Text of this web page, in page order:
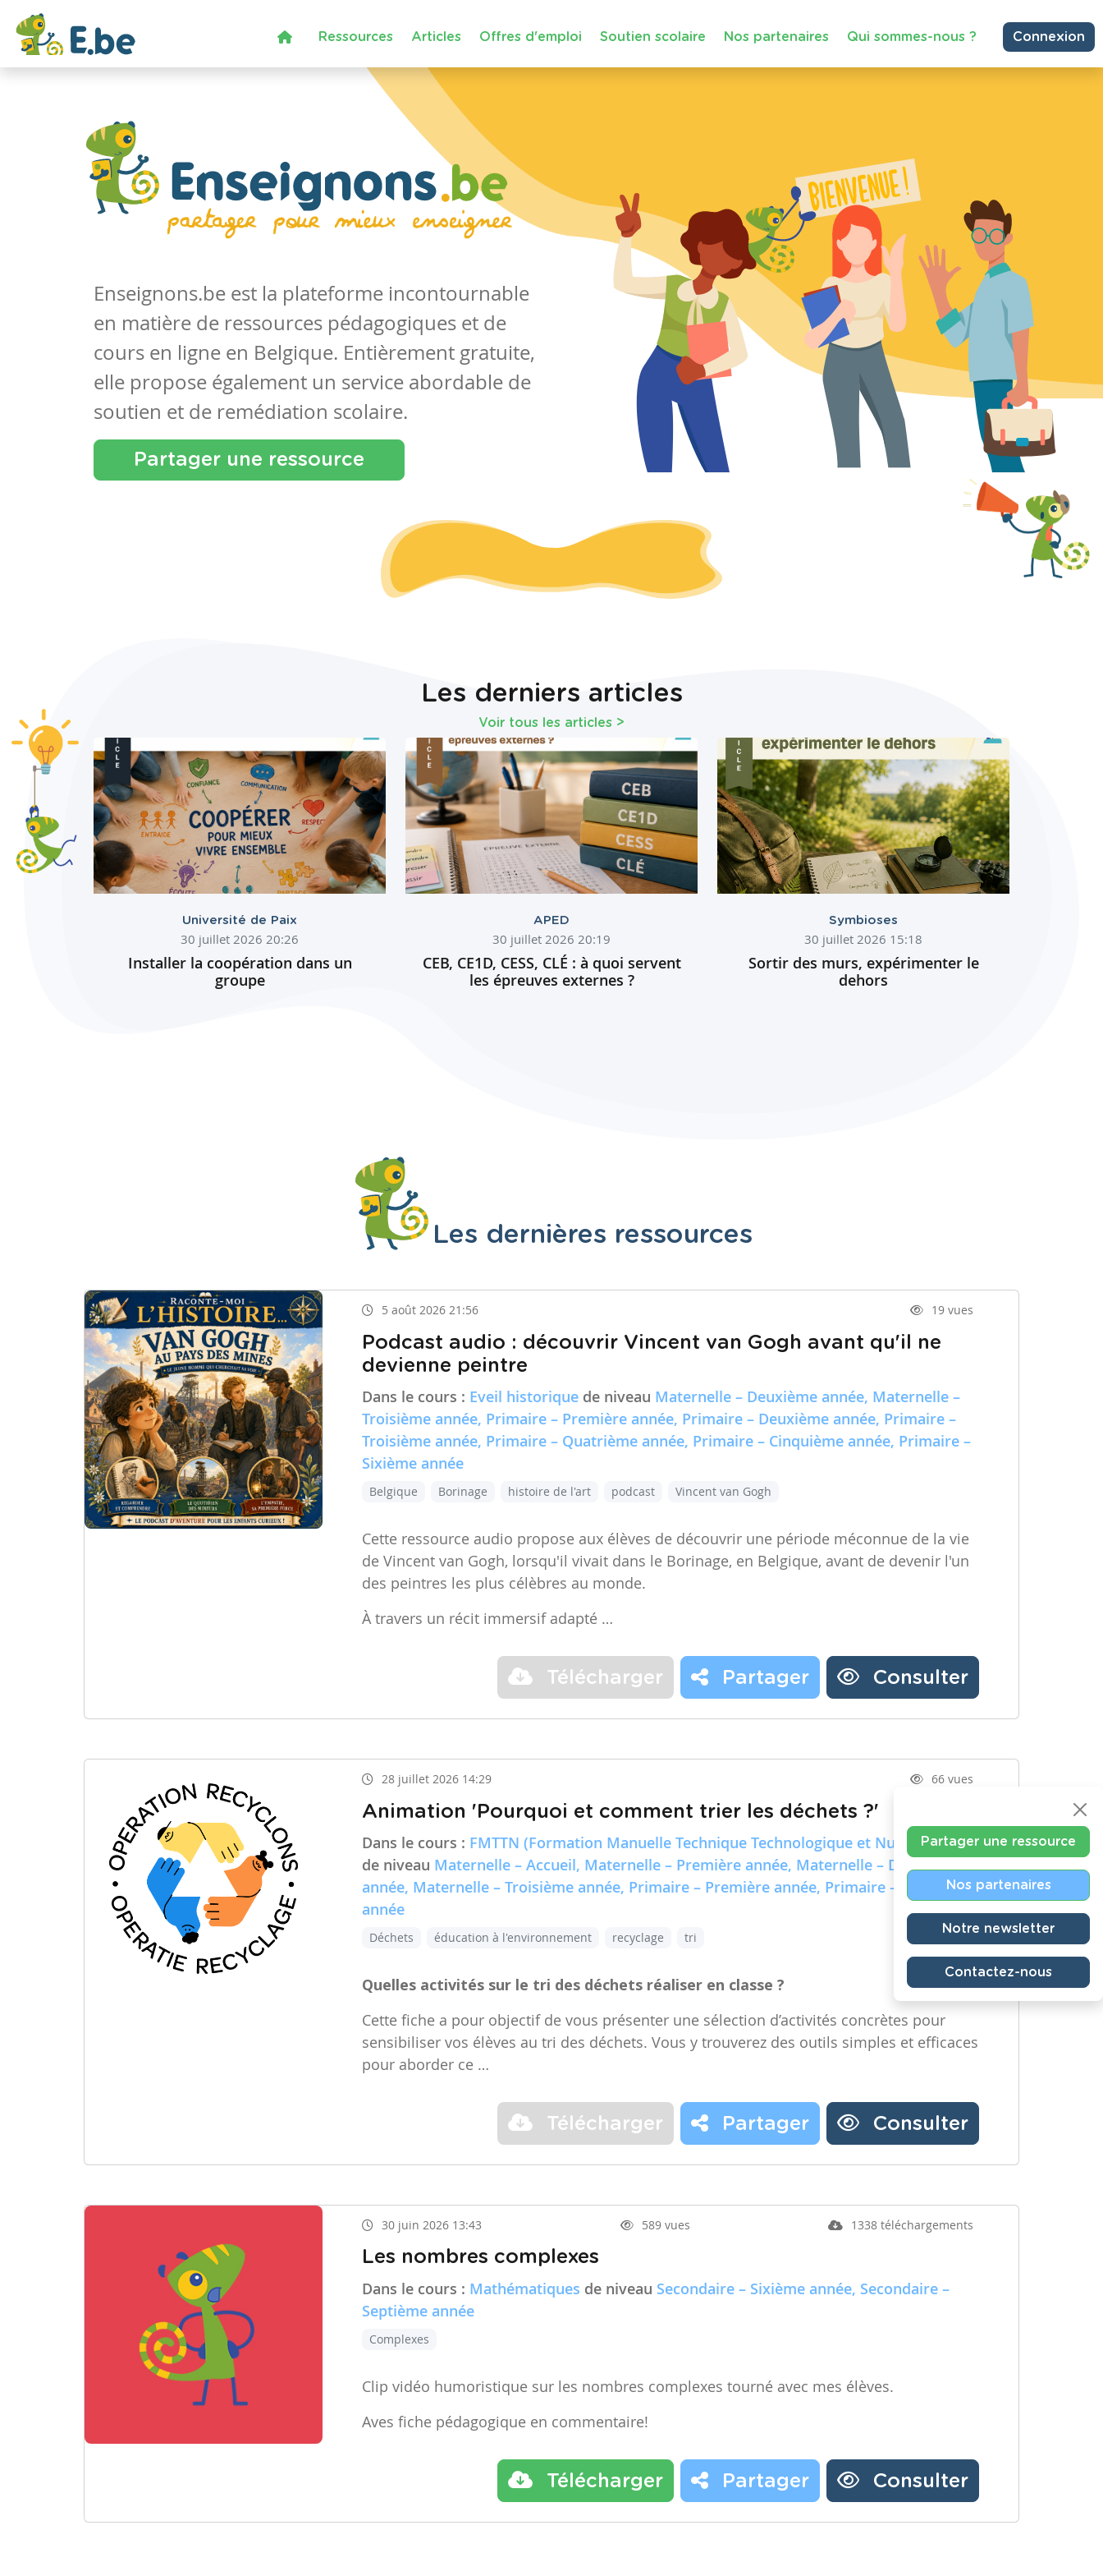
Ressources Articles Offres d'emploi Soutien scolaire Nos partenaires Qui sommes-nous ? Connexion
Enseignons.be est la plateforme incontournable
en matière de ressources pédagogiques et de
cours en ligne en Belgique. Entièrement gratuite,
elle propose également un service abordable de
soutien et de remédiation scolaire.
Partager une ressource
Les derniers articles
Voir tous les articles >
Université de Paix
30 juillet 2026 20:26
Installer la coopération dans un
groupe
APED
30 juillet 2026 20:19
CEB, CE1D, CESS, CLÉ : à quoi servent
les épreuves externes ?
Symbioses
30 juillet 2026 15:18
Sortir des murs, expérimenter le
dehors
Les dernières ressources
5 août 2026 21:56 19 vues
Podcast audio : découvrir Vincent van Gogh avant qu'il ne
devienne peintre
Dans le cours : Eveil historique de niveau Maternelle – Deuxième année, Maternelle –
Troisième année, Primaire – Première année, Primaire – Deuxième année, Primaire –
Troisième année, Primaire – Quatrième année, Primaire – Cinquième année, Primaire –
Sixième année
Belgique Borinage histoire de l'art podcast Vincent van Gogh
Cette ressource audio propose aux élèves de découvrir une période méconnue de la vie
de Vincent van Gogh, lorsqu'il vivait dans le Borinage, en Belgique, avant de devenir l'un
des peintres les plus célèbres au monde.
À travers un récit immersif adapté …
Télécharger Partager Consulter
28 juillet 2026 14:29 66 vues
Animation 'Pourquoi et comment trier les déchets ?'
Dans le cours : FMTTN (Formation Manuelle Technique Technologique et Numérique)
de niveau Maternelle – Accueil, Maternelle – Première année, Maternelle – Deuxième
année, Maternelle – Troisième année, Primaire – Première année, Primaire – Deuxième
année
Déchets éducation à l'environnement recyclage tri
Quelles activités sur le tri des déchets réaliser en classe ?
Cette fiche a pour objectif de vous présenter une sélection d’activités concrètes pour
sensibiliser vos élèves au tri des déchets. Vous y trouverez des outils simples et efficaces
pour aborder ce …
Télécharger Partager Consulter
30 juin 2026 13:43 589 vues 1338 téléchargements
Les nombres complexes
Dans le cours : Mathématiques de niveau Secondaire – Sixième année, Secondaire –
Septième année
Complexes
Clip vidéo humoristique sur les nombres complexes tourné avec mes élèves.
Aves fiche pédagogique en commentaire!
Télécharger Partager Consulter
Partager une ressource
Nos partenaires
Notre newsletter
Contactez-nous